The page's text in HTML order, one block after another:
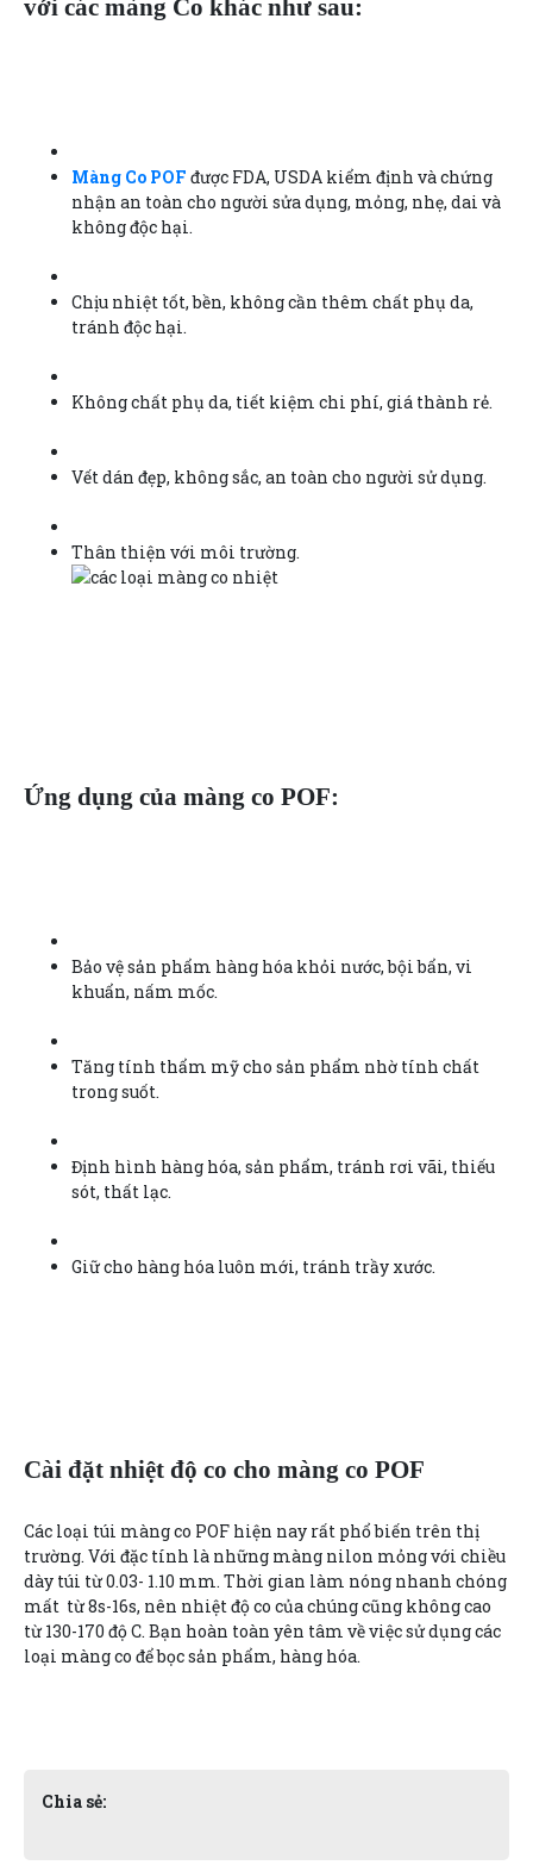
với các màng Co khác như sau:
Màng Co POF được FDA, USDA kiểm định và chứng
nhận an toàn cho người sửa dụng, mỏng, nhẹ, dai và
không độc hại.
Chịu nhiệt tốt, bền, không cần thêm chất phụ da,
tránh độc hại.
Không chất phụ da, tiết kiệm chi phí, giá thành rẻ.
Vết dán đẹp, không sắc, an toàn cho người sử dụng.
Thân thiện với môi trường.
Ứng dụng của màng co POF:
Bảo vệ sản phẩm hàng hóa khỏi nước, bội bẩn, vi
khuẩn, nấm mốc.
Tăng tính thẩm mỹ cho sản phẩm nhờ tính chất
trong suốt.
Định hình hàng hóa, sản phẩm, tránh rơi vãi, thiếu
sót, thất lạc.
Giữ cho hàng hóa luôn mới, tránh trầy xước.
Cài đặt nhiệt độ co cho màng co POF
Các loại túi màng co POF hiện nay rất phổ biến trên thị
trường. Với đặc tính là những màng nilon mỏng với chiều
dày túi từ 0.03- 1.10 mm. Thời gian làm nóng nhanh chóng
mất từ 8s-16s, nên nhiệt độ co của chúng cũng không cao
từ 130-170 độ C. Bạn hoàn toàn yên tâm về việc sử dụng các
loại màng co để bọc sản phẩm, hàng hóa.
Chia sẻ: